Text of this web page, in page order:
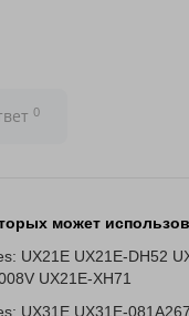
0
может
UX21E UX21E-DH52
UX21E-XH71
UX31E UX31E-